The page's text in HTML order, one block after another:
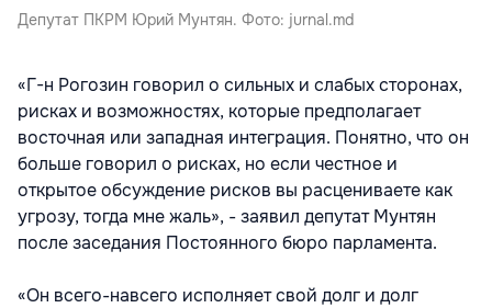
Депутат ПКРМ Юрий Мунтян. Фото: jurnal.md
«Г-н Рогозин говорил о сильных и слабых сторонах,
рисках и возможностях, которые предполагает
восточная или западная интеграция. Понятно, что он
больше говорил о рисках, но если честное и
открытое обсуждение рисков вы расцениваете как
угрозу, тогда мне жаль», - заявил депутат Мунтян
после заседания Постоянного бюро парламента.
«Он всего-навсего исполняет свой долг и долг